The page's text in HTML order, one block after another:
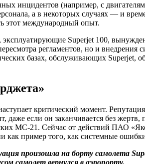
инцидентов (например, с
а в некоторых случаях — и
этот международный опыт.
Superjet 100,
регламентов, но и
базах, обслуживающих
критический момент.
если он заканчивается без жертв,
МС-21. Сейчас от действий ПАО
как пример того, как системные
произошла на борту самолета
самолет вернулся в аэропорту.